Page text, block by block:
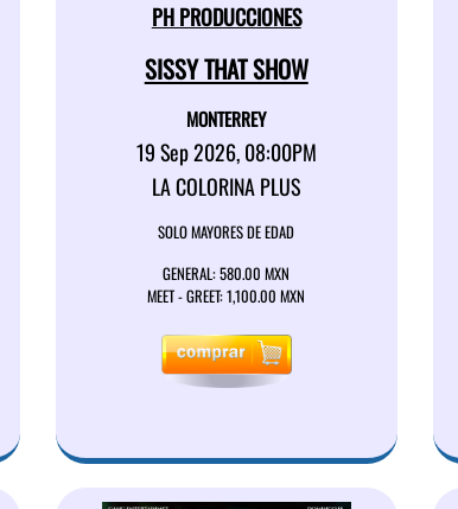
PH PRODUCCIONES
SISSY THAT SHOW
MONTERREY
19 Sep 2026, 08:00PM
LA COLORINA PLUS
SOLO MAYORES DE EDAD
GENERAL: 580.00 MXN
MEET - GREET: 1,100.00 MXN